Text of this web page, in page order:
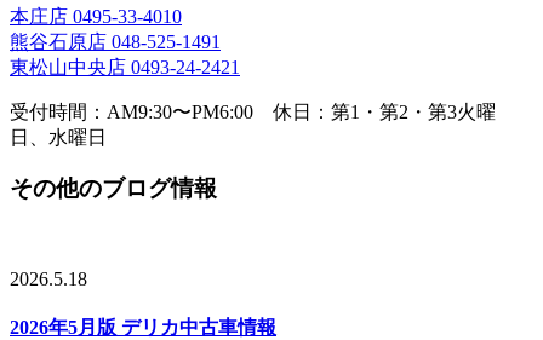
本庄店 0495-33-4010
熊谷石原店 048-525-1491
東松山中央店 0493-24-2421
受付時間：AM9:30〜PM6:00 休日：第1・第2・第3火曜
日、水曜日
その他のブログ情報
2026.5.18
2026年5月版 デリカ中古車情報